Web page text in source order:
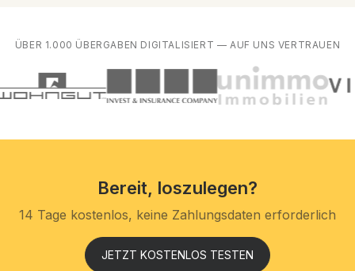
ÜBER 1.000 ÜBERGABEN DIGITALISIERT — AUF UNS VERTRAUEN
Bereit, loszulegen?
14 Tage kostenlos, keine Zahlungsdaten erforderlich
JETZT KOSTENLOS TESTEN